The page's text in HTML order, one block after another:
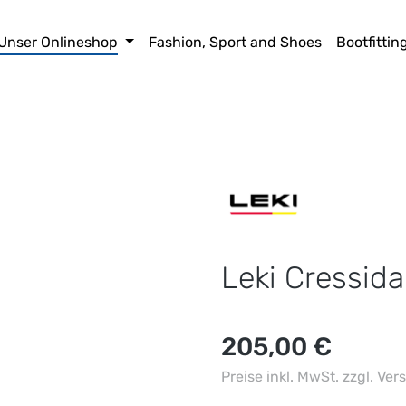
Onlineshop Fashion, Sport and Shoes
Leki
Regulärer Preis:
205,00 €
Preise inkl. MwSt. zzgl.